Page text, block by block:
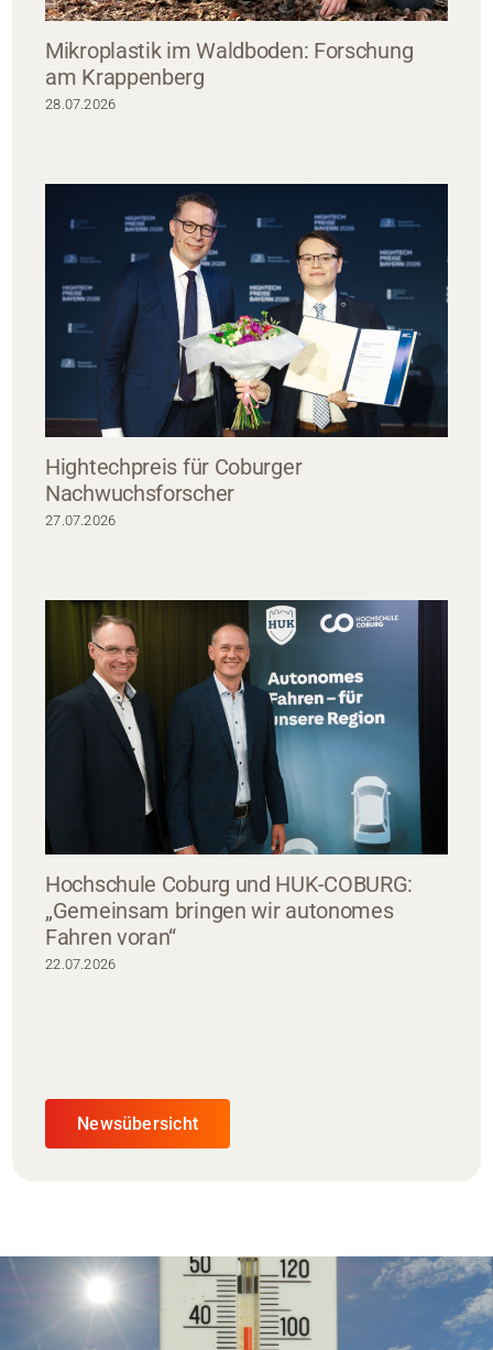
Mikroplastik im Waldboden: Forschung
am Krappenberg
28.07.2026
Hightechpreis für Coburger
Nachwuchsforscher
27.07.2026
Hochschule Coburg und HUK-COBURG:
„Gemeinsam bringen wir autonomes
Fahren voran“
22.07.2026
Newsübersicht